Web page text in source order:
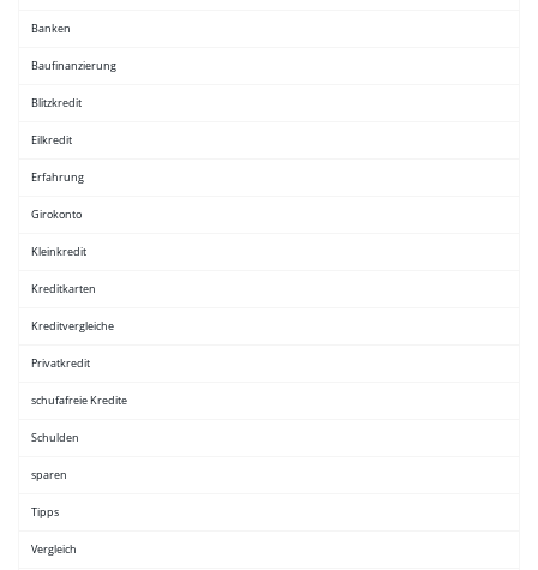
Banken
Baufinanzierung
Blitzkredit
Eilkredit
Erfahrung
Girokonto
Kleinkredit
Kreditkarten
Kreditvergleiche
Privatkredit
schufafreie Kredite
Schulden
sparen
Tipps
Vergleich